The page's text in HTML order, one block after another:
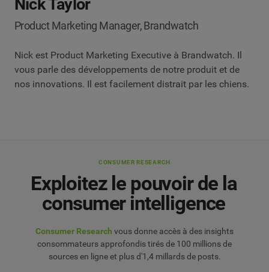
Nick Taylor
Product Marketing Manager, Brandwatch
Nick est Product Marketing Executive à Brandwatch. Il
vous parle des développements de notre produit et de
nos innovations. Il est facilement distrait par les chiens.
CONSUMER RESEARCH
Exploitez le pouvoir de la
consumer intelligence
Consumer Research vous donne accès à des insights
consommateurs approfondis tirés de 100 millions de
sources en ligne et plus d'1,4 millards de posts.